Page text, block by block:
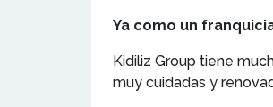
Ya como un
Kidiliz Group tiene
muy cuidadas y